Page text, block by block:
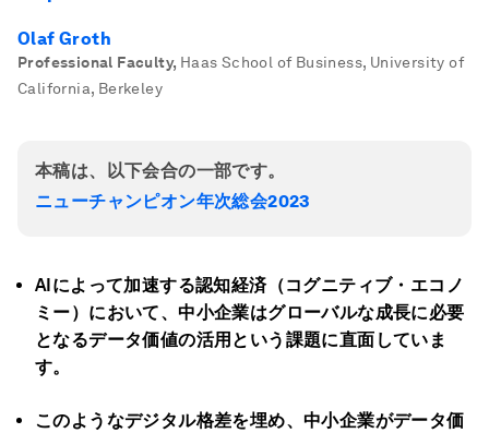
Olaf Groth
Professional Faculty, Haas School of Business, University of
California, Berkeley
本稿は、以下会合の一部です。
ニューチャンピオン年次総会2023
AIによって加速する認知経済（コグニティブ・エコノ
ミー）において、中小企業はグローバルな成長に必要
となるデータ価値の活用という課題に直面していま
す。
このようなデジタル格差を埋め、中小企業がデータ価